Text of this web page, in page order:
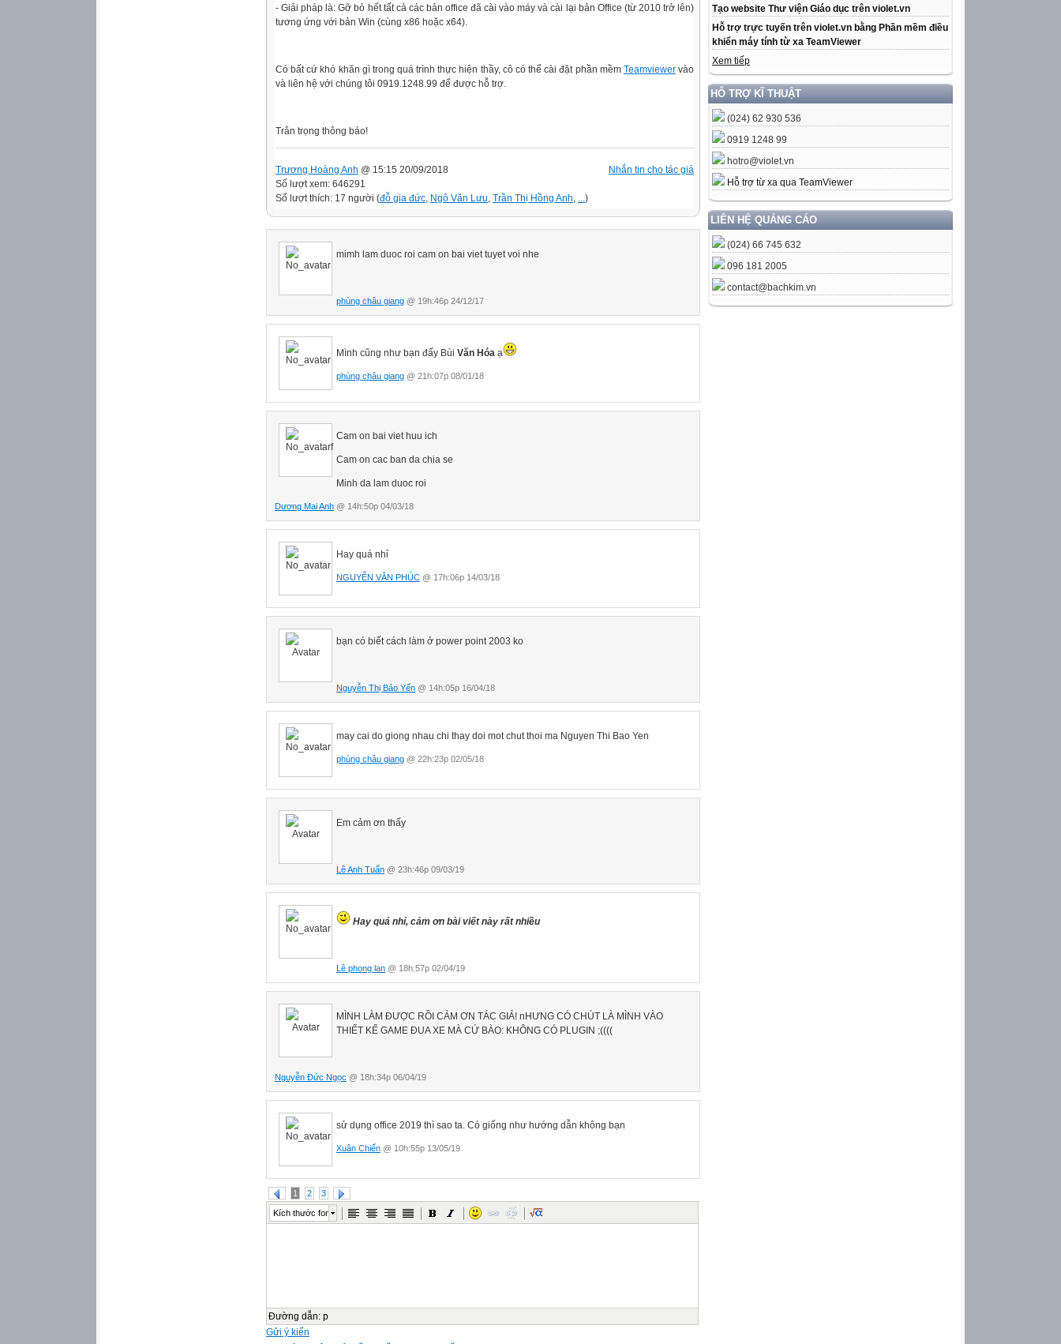
Tạo website Thư viện Giáo dục trên violet.vn
Hỗ trợ trực tuyến trên violet.vn bằng Phần mềm điều
khiển máy tính từ xa TeamViewer
Xem tiếp
HỖ TRỢ KĨ THUẬT
(024) 62 930 536
0919 1248 99
hotro@violet.vn
Hỗ trợ từ xa qua TeamViewer
LIÊN HỆ QUẢNG CÁO
(024) 66 745 632
096 181 2005
contact@bachkim.vn
- Giải pháp là: Gỡ bỏ hết tất cả các bản office đã cài vào máy và cài lại bản Office (từ 2010 trở lên)
tương ứng với bản Win (cùng x86 hoặc x64).
Có bất cứ khó khăn gì trong quá trình thực hiện thầy, cô có thể cài đặt phần mềm Teamviewervào
và liên hệ với chúng tôi 0919.1248.99 để được hỗ trợ.
Trân trọng thông báo!
Nhắn tin cho tác giả
Trương Hoàng Anh @ 15:15 20/09/2018
Số lượt xem: 646291
Số lượt thích: 17 người (đỗ gia đức Ngô Văn Lưu Trần Thị Hồng Anh )
mimh lam duoc roi cam on bai viet tuyet voi nhe
phùng châu giang @ 19h:46p 24/12/17
Mình cũng như bạn đấy Bùi Văn Hóa ạ
phùng châu giang @ 21h:07p 08/01/18
Cam on bai viet huu ich
Cam on cac ban da chia se
Minh da lam duoc roi
Dương Mai Anh @ 14h:50p 04/03/18
Hay quá nhỉ
NGUYỄN VĂN PHÚC @ 17h:06p 14/03/18
bạn có biết cách làm ở power point 2003 ko
Nguyễn Thị Bảo Yến @ 14h:05p 16/04/18
may cai do giong nhau chi thay doi mot chut thoi ma Nguyen Thi Bao Yen
phùng châu giang @ 22h:23p 02/05/18
Em cảm ơn thấy
Lê Anh Tuấn @ 23h:46p 09/03/19
Hay quá nhỉ, cảm ơn bài viết này rất nhiều
Lê phong lan @ 18h:57p 02/04/19
MÌNH LÀM ĐƯỢC RỒI CẢM ƠN TÁC GIẢ! nHƯNG CÓ CHÚT LÀ MÌNH VÀO
THIẾT KẾ GAME ĐUA XE MÀ CỨ BÀO: KHÔNG CÓ PLUGIN ;((((
Nguyễn Đức Ngọc @ 18h:34p 06/04/19
sử dụng office 2019 thì sao ta. Có giống như hướng dẫn không bạn
Xuân Chiến @ 10h:55p 13/05/19
1 2 3
Kích thước font
Đường dẫn: p
Gửi ý kiến